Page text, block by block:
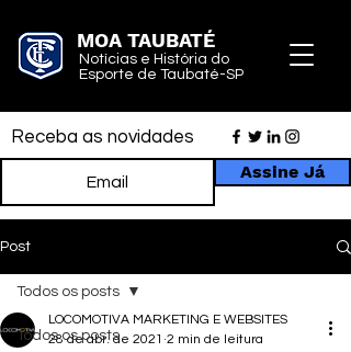
MOA TAUBATÉ
Notícias e História do
Esporte de Taubaté-SP
Receba as novidades
Assine Já
Post
Todos os posts
Todos os posts
LOCOMOTIVA MARKETING E WEBSITES
28 de abr. de 2021 2 min de leitura